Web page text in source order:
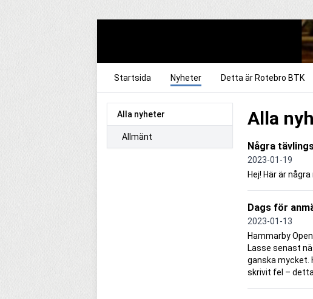
Startsida Nyheter Detta är Rotebro BTK
Alla nyheter
Allmänt
Alla
Några
2023-01-19
Hej! Här är
Dags för
2023-01-13
Hammarby
Lasse senast
ganska mycket.
skrivit fel –